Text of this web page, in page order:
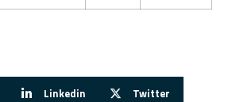
Linkedin Twitter